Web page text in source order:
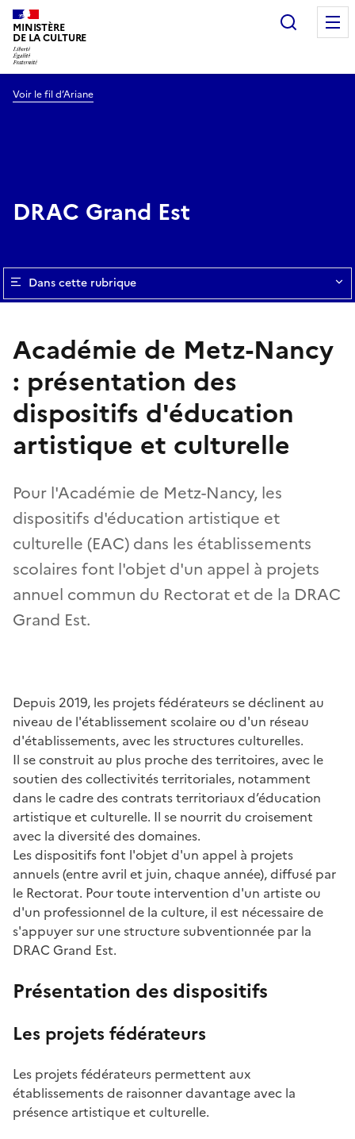
MINISTÈRE
DE LA CULTURE
Voir le fil d’Ariane
DRAC Grand Est
Dans cette rubrique
Académie de Metz-Nancy
: présentation des
dispositifs d'éducation
artistique et culturelle
Pour l'Académie de Metz-Nancy, les
dispositifs d'éducation artistique et
culturelle (EAC) dans les établissements
scolaires font l'objet d'un appel à projets
annuel commun du Rectorat et de la DRAC
Grand Est.
Depuis 2019, les projets fédérateurs se déclinent au
niveau de l'établissement scolaire ou d'un réseau
d'établissements, avec les structures culturelles.
Il se construit au plus proche des territoires, avec le
soutien des collectivités territoriales, notamment
dans le cadre des contrats territoriaux d’éducation
artistique et culturelle. Il se nourrit du croisement
avec la diversité des domaines.
Les dispositifs font l'objet d'un appel à projets
annuels (entre avril et juin, chaque année), diffusé par
le Rectorat. Pour toute intervention d'un artiste ou
d'un professionnel de la culture, il est nécessaire de
s'appuyer sur une structure subventionnée par la
DRAC Grand Est.
Présentation des dispositifs
Les projets fédérateurs
Les projets fédérateurs permettent aux
établissements de raisonner davantage avec la
présence artistique et culturelle.